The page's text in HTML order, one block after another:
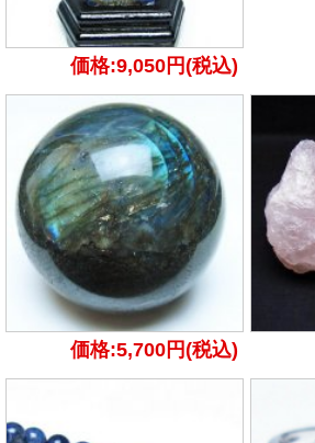
価格:9,050円(税込)
価格:5,700円(税込)